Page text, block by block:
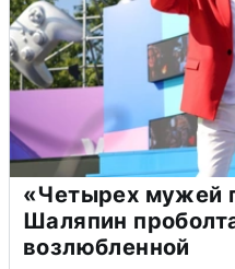
«Четырех мужей
Шаляпин
возлюбленной